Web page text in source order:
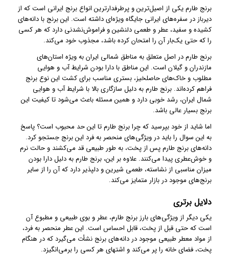
برنج طارم یکی از اصیل‌ترین و پرطرفدارترین انواع برنج ایرانی است که از
دیرباز در سفره‌های ایرانی جایگاه ویژه‌ای داشته است. این برنج با دانه‌های
کشیده و سفید، عطر و طعمی دلنشین و فراموش‌نشدنی دارد که هر کسی
را که حتی یک‌بار آن را امتحان کرده باشد، مجذوب خود می‌کند.
برنج طارم در اصل متعلق به مناطق شمالی ایران به ویژه استان‌های
مازندران و گیلان است. این مناطق با دارا بودن شرایط آب و هوایی
مطلوب و خاک‌های حاصلخیز، بستری مناسب برای کشت این نوع برنج
فراهم کرده‌اند. برنج طارم به دلیل سازگاری بالا با شرایط آب و هوایی
شمال ایران، رشد خوبی دارد و همین مسئله باعث می‌شود تا کیفیت این
برنج بسیار عالی باشد.
اما شاید از خود بپرسید که چرا برنج طارم تا این حد محبوب است؟ پاسخ
به این سوال را باید در ویژگی‌های منحصر به فرد این برنج جستجو کرد.
دانه‌های برنج طارم پس از پخت، به طور طبیعی قد می‌کشند و حالت نرم
و خوش‌عطری پیدا می‌کنند. علاوه بر این، برنج طارم به دلیل دارا بودن
میزان مناسبی از نشاسته، طعمی شیرین و دلپذیر دارد که آن را از سایر
برنج‌های موجود در بازار متمایز می‌کند.
دلایل برتری
یکی دیگر از ویژگی‌های بارز برنج طارم، عطر و بوی طبیعی و مطبوع آن
است که حتی قبل از پخت، قابل احساس است. این عطر منحصر به فرد،
از مواد معطر طبیعی موجود در دانه‌های برنج نشأت می‌گیرد که در هنگام
پخت، فضای خانه را پر می‌کند و اشتهای هر کسی را برمی‌انگیزد.